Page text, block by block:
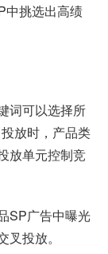
中挑选出高绩
词可以选择所
放时，产品类
放单元控制竞
SP广告中曝光
投放。